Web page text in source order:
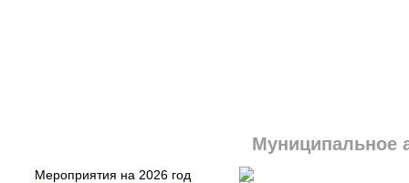
Муниципальное
Мероприятия на 2026 год